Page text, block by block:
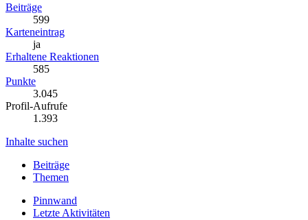
Beiträge
599
Karteneintrag
ja
Erhaltene Reaktionen
585
Punkte
3.045
Profil-Aufrufe
1.393
Inhalte suchen
Beiträge
Themen
Pinnwand
Letzte Aktivitäten